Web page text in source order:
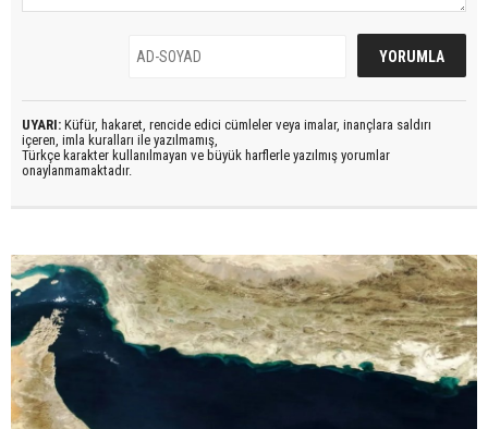
UYARI: Küfür, hakaret, rencide edici cümleler veya imalar, inançlara saldırı
içeren, imla kuralları ile yazılmamış,
Türkçe karakter kullanılmayan ve büyük harflerle yazılmış yorumlar
onaylanmamaktadır.